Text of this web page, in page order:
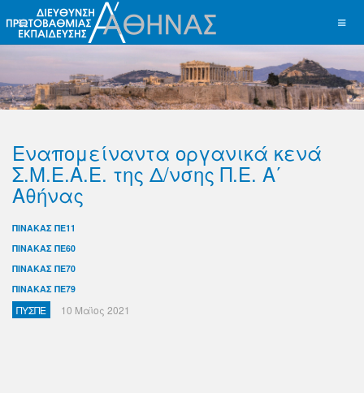
Εναπομείναντα οργανικά κενά
Σ.Μ.Ε.Α.Ε. της Δ/νσης Π.Ε. Α΄
Αθήνας
ΠΙΝΑΚΑΣ ΠΕ11
ΠΙΝΑΚΑΣ ΠΕ60
ΠΙΝΑΚΑΣ ΠΕ70
ΠΙΝΑΚΑΣ ΠΕ79
ΠΥΣΠΕ 10 Μαϊος 2021